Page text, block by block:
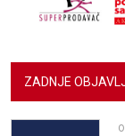
ZADNJE